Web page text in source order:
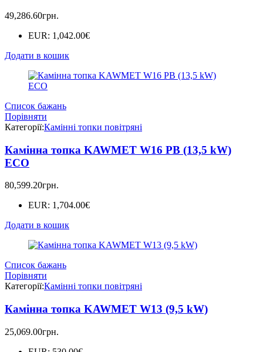
49,286.60грн.
EUR: 1,042.00€
Додати в кошик
Список бажань
Порівняти
Категорії:Камінні топки повітряні
Камінна топка KAWMET W16 PB (13,5 kW)
ECO
80,599.20грн.
EUR: 1,704.00€
Додати в кошик
Список бажань
Порівняти
Категорії:Камінні топки повітряні
Камінна топка KAWMET W13 (9,5 kW)
25,069.00грн.